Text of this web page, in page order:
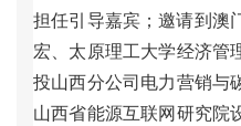
担任引导嘉宾 ；邀请到澳
宏、 太原理工大学经济管
投山西分公司电力营销与
山西省能源互联网研究院